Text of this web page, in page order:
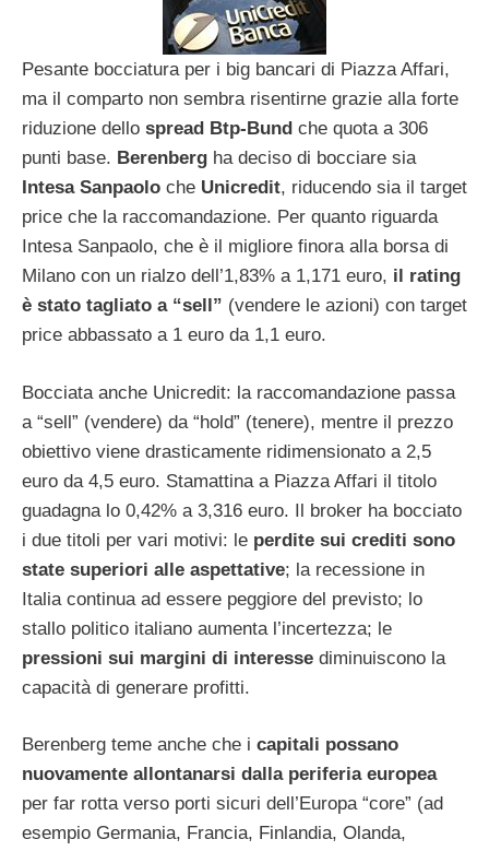
Pesante bocciatura per i big bancari di Piazza Affari,
ma il comparto non sembra risentirne grazie alla forte
riduzione dello spread Btp-Bund che quota a 306
punti base. Berenberg ha deciso di bocciare sia
Intesa Sanpaolo che Unicredit, riducendo sia il target
price che la raccomandazione. Per quanto riguarda
Intesa Sanpaolo, che è il migliore finora alla borsa di
Milano con un rialzo dell’1,83% a 1,171 euro, il rating
è stato tagliato a “sell” (vendere le azioni) con target
price abbassato a 1 euro da 1,1 euro.
Bocciata anche Unicredit: la raccomandazione passa
a “sell” (vendere) da “hold” (tenere), mentre il prezzo
obiettivo viene drasticamente ridimensionato a 2,5
euro da 4,5 euro. Stamattina a Piazza Affari il titolo
guadagna lo 0,42% a 3,316 euro. Il broker ha bocciato
i due titoli per vari motivi: le perdite sui crediti sono
state superiori alle aspettative; la recessione in
Italia continua ad essere peggiore del previsto; lo
stallo politico italiano aumenta l’incertezza; le
pressioni sui margini di interesse diminuiscono la
capacità di generare profitti.
Berenberg teme anche che i capitali possano
nuovamente allontanarsi dalla periferia europea
per far rotta verso porti sicuri dell’Europa “core” (ad
esempio Germania, Francia, Finlandia, Olanda,